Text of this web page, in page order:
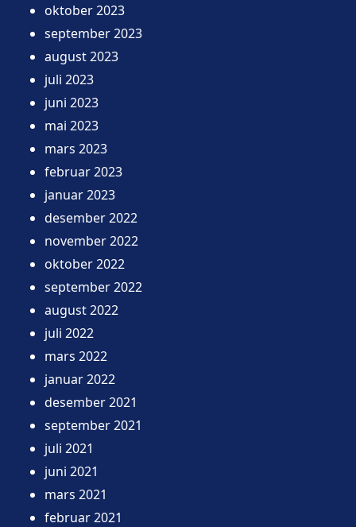
oktober 2023
september 2023
august 2023
juli 2023
juni 2023
mai 2023
mars 2023
februar 2023
januar 2023
desember 2022
november 2022
oktober 2022
september 2022
august 2022
juli 2022
mars 2022
januar 2022
desember 2021
september 2021
juli 2021
juni 2021
mars 2021
februar 2021